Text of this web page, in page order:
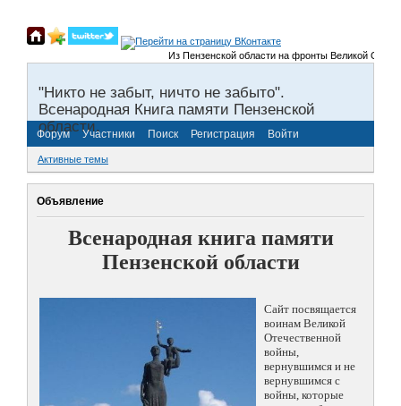
Из Пензенской области на фронты Великой
"Никто не забыт, ничто не забыто".
Всенародная Книга памяти Пензенской
области.
Форум Участники Поиск Регистрация Войти
Активные темы
Объявление
Всенародная книга памяти
Пензенской области
Сайт посвящается
воинам Великой
Отечественной
войны,
вернувшимся и не
вернувшимся с
войны, которые